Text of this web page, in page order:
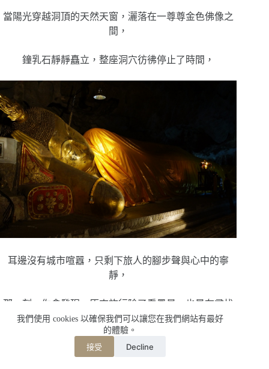
我們使用 cookies 以確保我們可以讓您在我們網站有最好
的體驗。
接受 Decline
當陽光穿越洞頂的天然天窗，灑落在一尊尊金色佛像之
間，
鐘乳石靜靜矗立，整座洞穴彷彿停止了時間，
耳邊沒有城市喧囂，只剩下旅人的腳步聲與心中的寧
靜，
那一刻，你會發現，原來旅行除了看風景，也是在尋找
一份能讓自己慢下來的感動。